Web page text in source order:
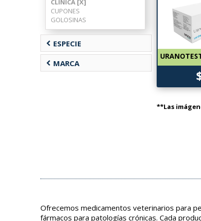
CUPONES
GOLOSINAS
chevron_left ESPECIE
chevron_left MARCA
**Las
Ofrecemos medicamentos veterinarios para
fármacos para patologías crónicas. Cada